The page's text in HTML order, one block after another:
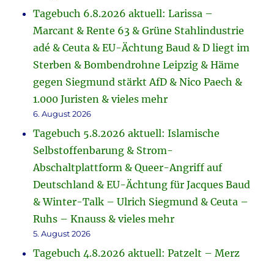
Tagebuch 6.8.2026 aktuell: Larissa –
Marcant & Rente 63 & Grüne Stahlindustrie
adé & Ceuta & EU-Ächtung Baud & D liegt im
Sterben & Bombendrohne Leipzig & Häme
gegen Siegmund stärkt AfD & Nico Paech &
1.000 Juristen & vieles mehr
6. August 2026
Tagebuch 5.8.2026 aktuell: Islamische
Selbstoffenbarung & Strom-
Abschaltplattform & Queer-Angriff auf
Deutschland & EU-Ächtung für Jacques Baud
& Winter-Talk – Ulrich Siegmund & Ceuta –
Ruhs – Knauss & vieles mehr
5. August 2026
Tagebuch 4.8.2026 aktuell: Patzelt – Merz